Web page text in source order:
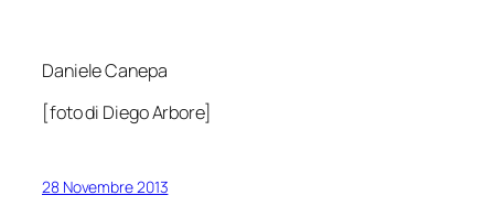
Daniele Canepa
[foto di Diego Arbore]
28 Novembre 2013